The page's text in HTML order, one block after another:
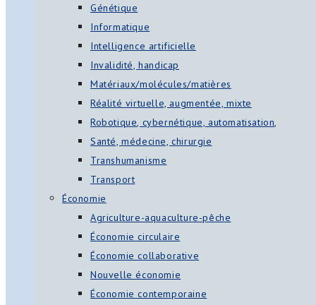
Génétique
Informatique
Intelligence artificielle
Invalidité, handicap
Matériaux/molécules/matières
Réalité virtuelle, augmentée, mixte
Robotique, cybernétique, automatisation,
Santé, médecine, chirurgie
Transhumanisme
Transport
Économie
Agriculture-aquaculture-pêche
Économie circulaire
Économie collaborative
Nouvelle économie
Économie contemporaine